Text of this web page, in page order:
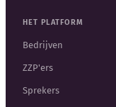
HET PLATFORM
Bedrijven
ZZP'ers
Sprekers